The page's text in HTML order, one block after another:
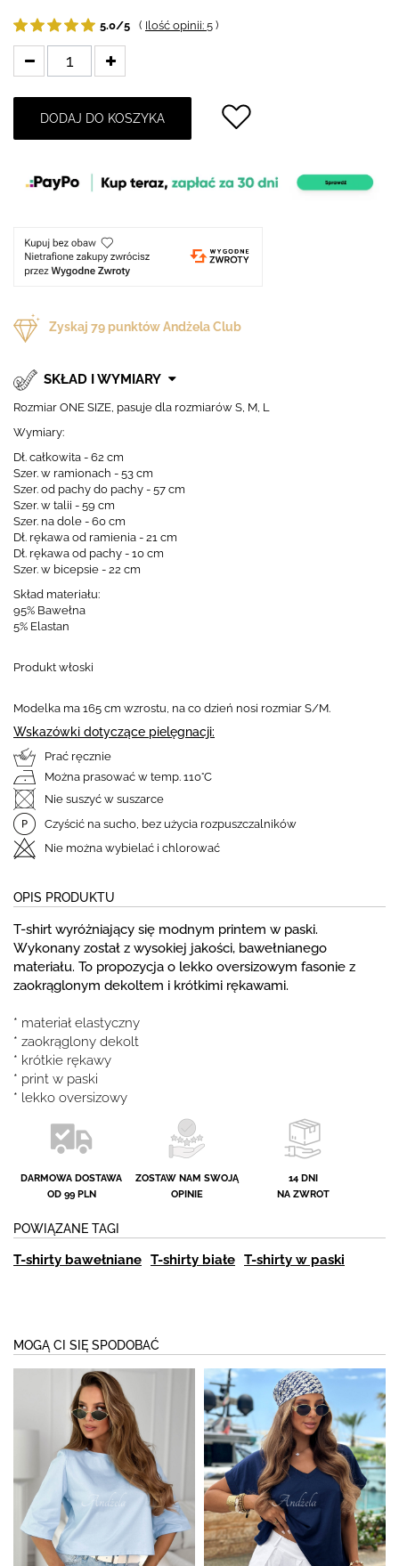
5.0/5 ( Ilość opinii: 5 )
DODAJ DO KOSZYKA
Zyskaj 79 punktów Andżela Club
SKŁAD I WYMIARY
Rozmiar ONE SIZE, pasuje dla rozmiarów S, M, L
Wymiary:
Dł. całkowita - 62 cm
Szer. w ramionach - 53 cm
Szer. od pachy do pachy - 57 cm
Szer. w talii - 59 cm
Szer. na dole - 60 cm
Dł. rękawa od ramienia - 21 cm
Dł. rękawa od pachy - 10 cm
Szer. w bicepsie - 22 cm
Skład materiału:
95% Bawełna
5% Elastan
Produkt włoski
Modelka ma 165 cm wzrostu, na co dzień nosi rozmiar S/M.
Wskazówki dotyczące pielęgnacji:
Prać ręcznie
Można prasować w temp. 110°C
Nie suszyć w suszarce
Czyścić na sucho, bez użycia rozpuszczalników
Nie można wybielać i chlorować
OPIS PRODUKTU
T-shirt wyróżniający się modnym printem w paski.
Wykonany został z wysokiej jakości, bawełnianego
materiału. To propozycja o lekko oversizowym fasonie z
zaokrąglonym dekoltem i krótkimi rękawami.
* materiał elastyczny
* zaokrąglony dekolt
* krótkie rękawy
* print w paski
* lekko oversizowy
DARMOWA DOSTAWA
OD 99 PLN
ZOSTAW NAM SWOJĄ
OPINIE
14 DNI
NA ZWROT
POWIĄZANE TAGI
T-shirty bawełniane T-shirty białe T-shirty w paski
MOGĄ CI SIĘ SPODOBAĆ